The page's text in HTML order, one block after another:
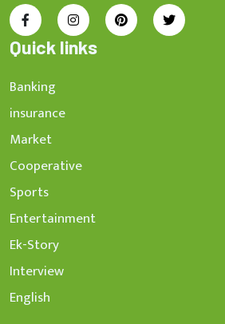
Quick links
Banking
insurance
Market
Cooperative
Sports
Entertainment
Ek-Story
Interview
English